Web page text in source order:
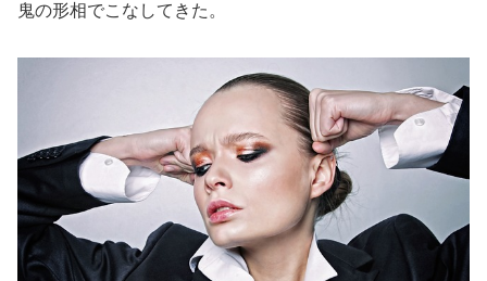
鬼の形相でこなしてきた。